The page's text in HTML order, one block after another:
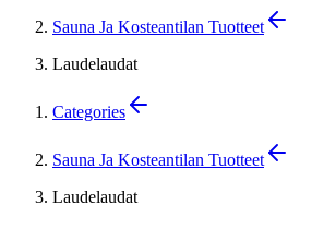
Sauna Ja Kosteantilan Tuotteet
Laudelaudat
Categories
Sauna Ja Kosteantilan Tuotteet
Laudelaudat